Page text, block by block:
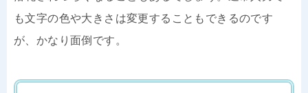
も文字の色や大きさは変更することもできるのです
が、かなり面倒です。